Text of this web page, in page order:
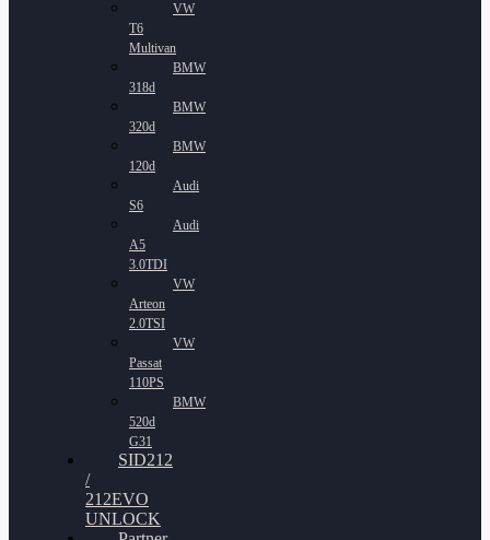
VW
T6
Multivan
BMW
318d
BMW
320d
BMW
120d
Audi
S6
Audi
A5
3.0TDI
VW
Arteon
2.0TSI
VW
Passat
110PS
BMW
520d
G31
SID212
/
212EVO
UNLOCK